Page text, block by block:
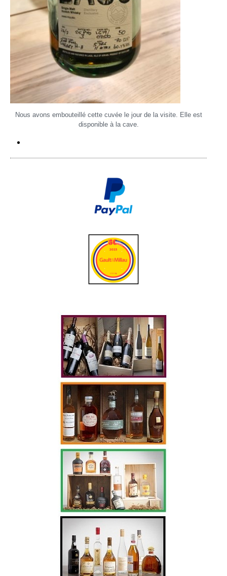
Nous avons embouteillé cette cuvée le jour de la visite. Elle est
disponible à la cave.